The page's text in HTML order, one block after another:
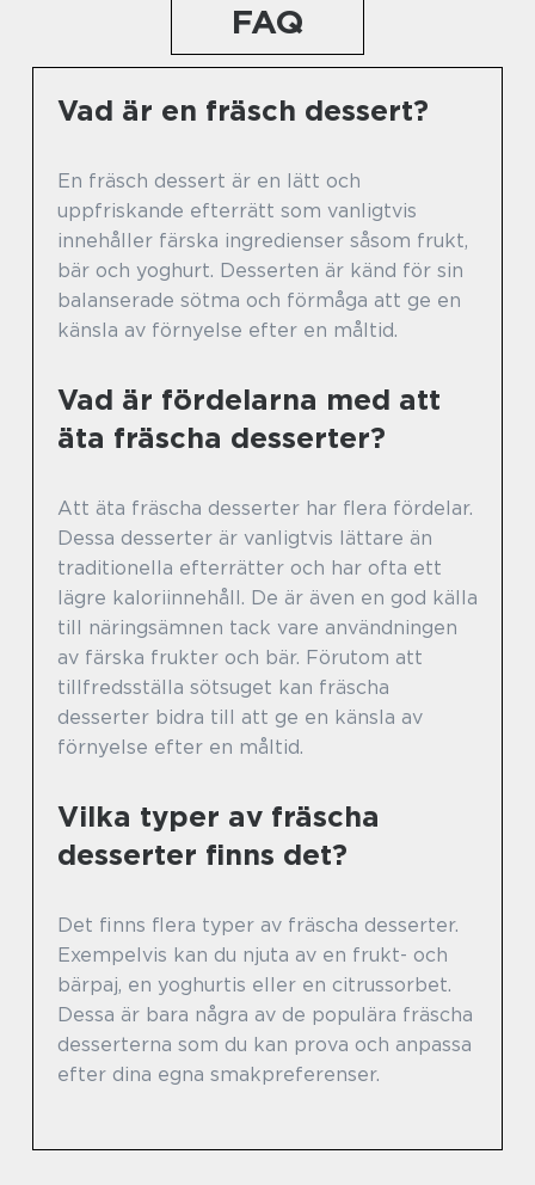
FAQ
Vad är en fräsch dessert?
En fräsch dessert är en lätt och
uppfriskande efterrätt som vanligtvis
innehåller färska ingredienser såsom frukt,
bär och yoghurt. Desserten är känd för sin
balanserade sötma och förmåga att ge en
känsla av förnyelse efter en måltid.
Vad är fördelarna med att
äta fräscha desserter?
Att äta fräscha desserter har flera fördelar.
Dessa desserter är vanligtvis lättare än
traditionella efterrätter och har ofta ett
lägre kaloriinnehåll. De är även en god källa
till näringsämnen tack vare användningen
av färska frukter och bär. Förutom att
tillfredsställa sötsuget kan fräscha
desserter bidra till att ge en känsla av
förnyelse efter en måltid.
Vilka typer av fräscha
desserter finns det?
Det finns flera typer av fräscha desserter.
Exempelvis kan du njuta av en frukt- och
bärpaj, en yoghurtis eller en citrussorbet.
Dessa är bara några av de populära fräscha
desserterna som du kan prova och anpassa
efter dina egna smakpreferenser.